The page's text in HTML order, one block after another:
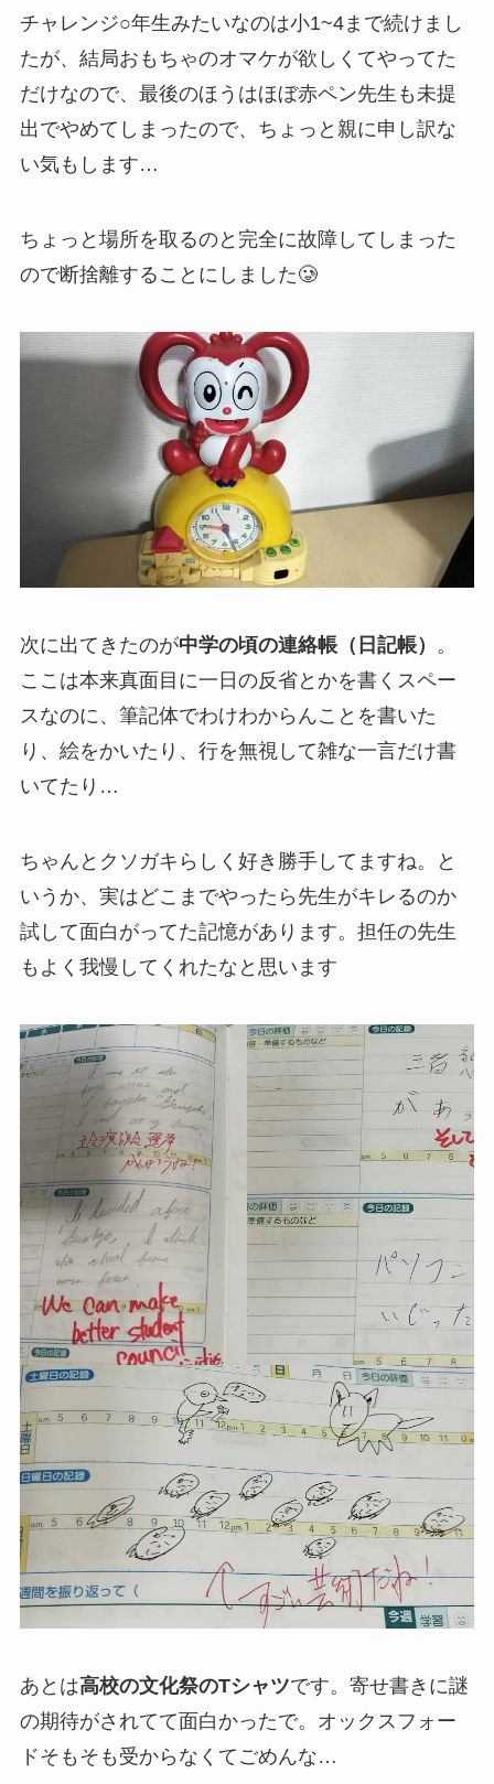
チャレンジ○年生みたいなのは小1~4まで続けまし
たが、結局おもちゃのオマケが欲しくてやってた
だけなので、最後のほうはほぼ赤ペン先生も未提
出でやめてしまったので、ちょっと親に申し訳な
い気もします…
ちょっと場所を取るのと完全に故障してしまった
ので断捨離することにしました🥲
次に出てきたのが中学の頃の連絡帳（日記帳） 。
ここは本来真面目に一日の反省とかを書くスペー
スなのに、筆記体でわけわからんことを書いた
り、絵をかいたり、行を無視して雑な一言だけ書
いてたり…
ちゃんとクソガキらしく好き勝手してますね。と
いうか、実はどこまでやったら先生がキレるのか
試して面白がってた記憶があります。担任の先生
もよく我慢してくれたなと思います
あとは高校の文化祭のTシャツです。寄せ書きに謎
の期待がされてて面白かったで。オックスフォー
ドそもそも受からなくてごめんな…